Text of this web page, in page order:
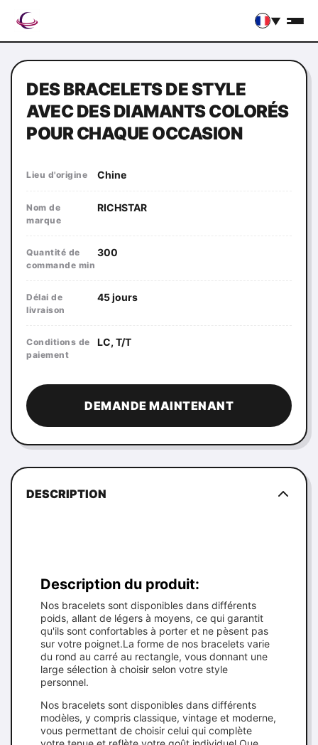
▼
DES BRACELETS DE STYLE
AVEC DES DIAMANTS COLORÉS
POUR CHAQUE OCCASION
Lieu d'origine Chine
Nom de
marque
RICHSTAR
Quantité de
commande min
300
Délai de
livraison
45 jours
Conditions de
paiement
LC, T/T
DEMANDE MAINTENANT
DESCRIPTION
Description du produit:
Nos bracelets sont disponibles dans différents
poids, allant de légers à moyens, ce qui garantit
qu'ils sont confortables à porter et ne pèsent pas
sur votre poignet.La forme de nos bracelets varie
du rond au carré au rectangle, vous donnant une
large sélection à choisir selon votre style
personnel.
Nos bracelets sont disponibles dans différents
modèles, y compris classique, vintage et moderne,
vous permettant de choisir celui qui complète